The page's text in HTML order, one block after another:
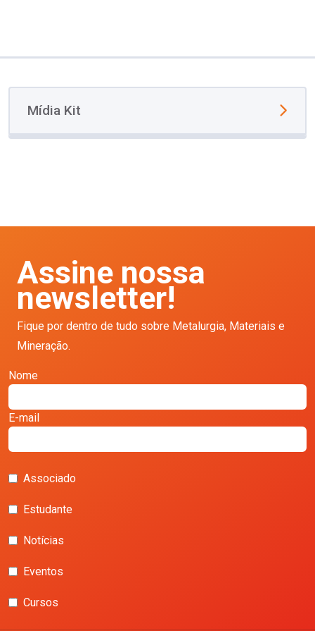
Mídia Kit
Assine nossa
newsletter!
Fique por dentro de tudo sobre Metalurgia, Materiais e
Mineração.
Nome
E-mail
Associado
Estudante
Notícias
Eventos
Cursos